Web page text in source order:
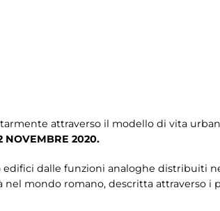
attraverso il modello di vita
NOVEMBRE 2020.
dalle funzioni analoghe distribuiti
nel mondo romano, descritta attraverso